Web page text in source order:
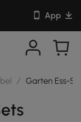
App
/ Garten Ess-